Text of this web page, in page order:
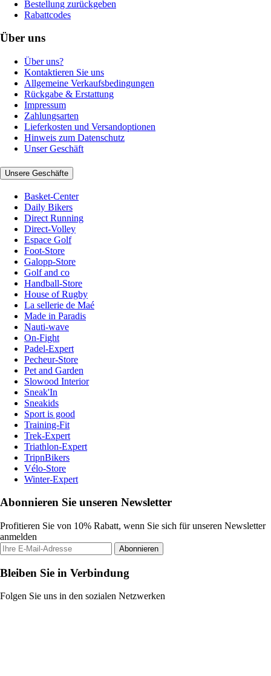
Bestellung zurückgeben
Rabattcodes
Über uns
Über uns?
Kontaktieren Sie uns
Allgemeine Verkaufsbedingungen
Rückgabe & Erstattung
Impressum
Zahlungsarten
Lieferkosten und Versandoptionen
Hinweis zum Datenschutz
Unser Geschäft
Unsere Geschäfte
Basket-Center
Daily Bikers
Direct Running
Direct-Volley
Espace Golf
Foot-Store
Galopp-Store
Golf and co
Handball-Store
House of Rugby
La sellerie de Maé
Made in Paradis
Nauti-wave
On-Fight
Padel-Expert
Pecheur-Store
Pet and Garden
Slowood Interior
Sneak'In
Sneakids
Sport is good
Training-Fit
Trek-Expert
Triathlon-Expert
TripnBikers
Vélo-Store
Winter-Expert
Abonnieren Sie unseren Newsletter
Profitieren Sie von 10% Rabatt, wenn Sie sich für unseren Newsletter
anmelden
Abonnieren
Bleiben Sie in Verbindung
Folgen Sie uns in den sozialen Netzwerken